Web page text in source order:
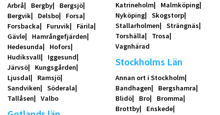
Arbrå Bergby
Bergsjö
Bergvik
Delsbo
Forsa
Forsbacka
Furuvik
Färila
Gävle
Hamrångefjärden
Hedesunda
Hofors
Hudiksvall
Iggesund
Järvsö
Kungsgården
Ljusdal
Ramsjö
Sandviken
Söderala
Tallåsen
Valbo
Katrineholm
Malmköping
Nyköping
Skogstorp
Stallarholmen
Strängnäs
Torshälla
Trosa
Vagnhärad
Stockholms Län
Annan ort i Stockholm
Bandhagen
Bergshamra
Blidö
Bro
Bromma
Brottby
Enskede